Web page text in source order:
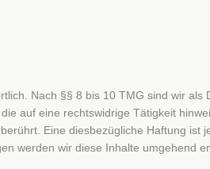
Nach §§ 8 bis 10 TMG sind wir als
auf eine rechtswidrige Tätigkeit
Eine diesbezügliche Haftung ist
werden wir diese Inhalte umgehend